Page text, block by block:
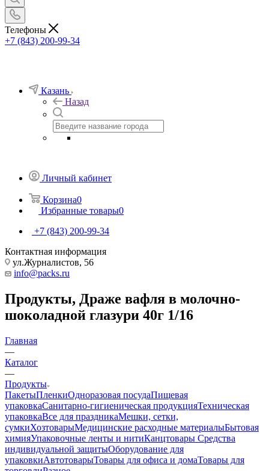
Телефоны
+7 (843) 200-99-34
Казань
Назад
Личный кабинет
Корзина0
Избранные товары0
+7 (843) 200-99-34
Контактная информация
ул.Журналистов, 56
info@packs.ru
Продукты, Драже вафля в молочно-
шоколадной глазури 40г 1/16
Главная
—
Каталог
—
Продукты
ПакетыПленкиОдноразовая посудаПищевая
упаковкаСанитарно-гигиеническая продукцияТехническая
упаковкаВсе для праздникаМешки, сетки,
сумкиХозтоварыМедицинские расходные материалыБытовая
химияУпаковочные ленты и нитиКанцтовары Средства
индивидуальной защитыОборудование для
упаковкиАвтотоварыТовары для офиса и домаТовары для